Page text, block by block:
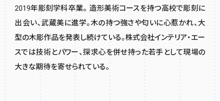
2019年彫刻学科卒業。 造形美術コースを持つ高校で彫刻に
出会い、武蔵美に進学。木の持つ強さや匂いに心惹かれ、大
型の木彫作品を発表し続けている。株式会社インテリア・エー
スでは技術とパワー、探求心を併せ持った若手として現場の
大きな期待を寄せられている。